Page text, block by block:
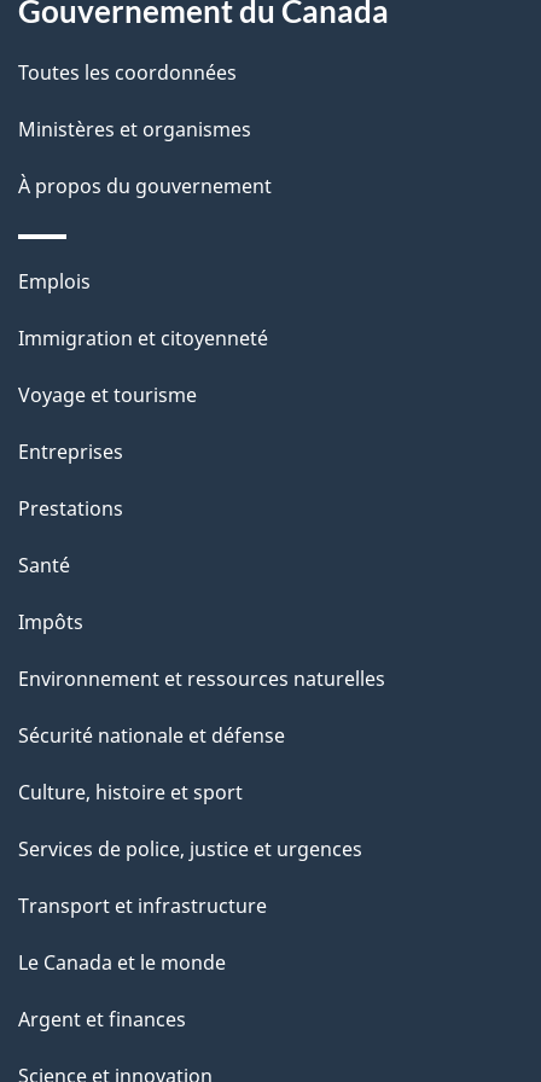
e
p
a
Gouvernement du Canada
Toutes les coordonnées
Ministères et organismes
À propos du gouvernement
Thèmes
sujets
Emplois
Immigration et citoyenneté
Voyage et tourisme
Entreprises
Prestations
Santé
Impôts
Environnement et ressources naturelles
Sécurité nationale et défense
Culture, histoire et sport
Services de police, justice et urgences
Transport et infrastructure
Le Canada et le monde
Argent et finances
Science et innovation